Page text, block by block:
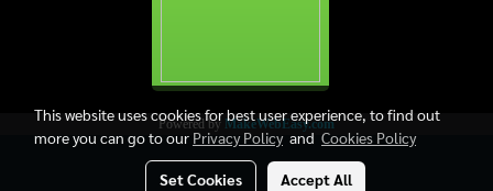
Powered by MakeWebEasy.com
This website uses cookies for best user experience, to find out
more you can go to our Privacy Policyand Cookies Policy
Set Cookies Accept All